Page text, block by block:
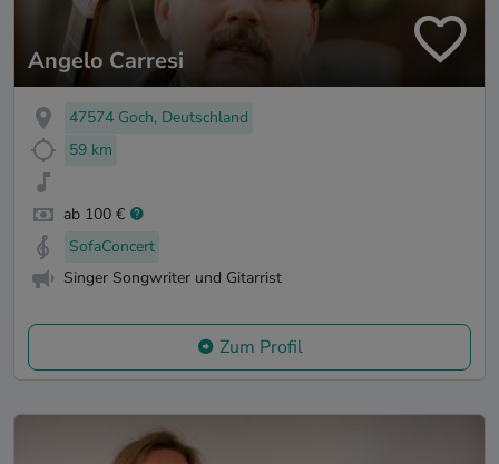
Angelo Carresi
47574 Goch, Deutschland
59 km
ab 100 €
SofaConcert
Singer Songwriter und Gitarrist
Zum Profil